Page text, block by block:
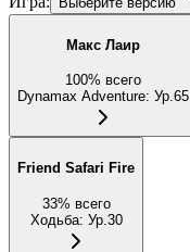
Макс Лаир
100% всего
Dynamax Adventure: Ур.65
Friend Safari Fire
33% всего
Ходьба: Ур.30